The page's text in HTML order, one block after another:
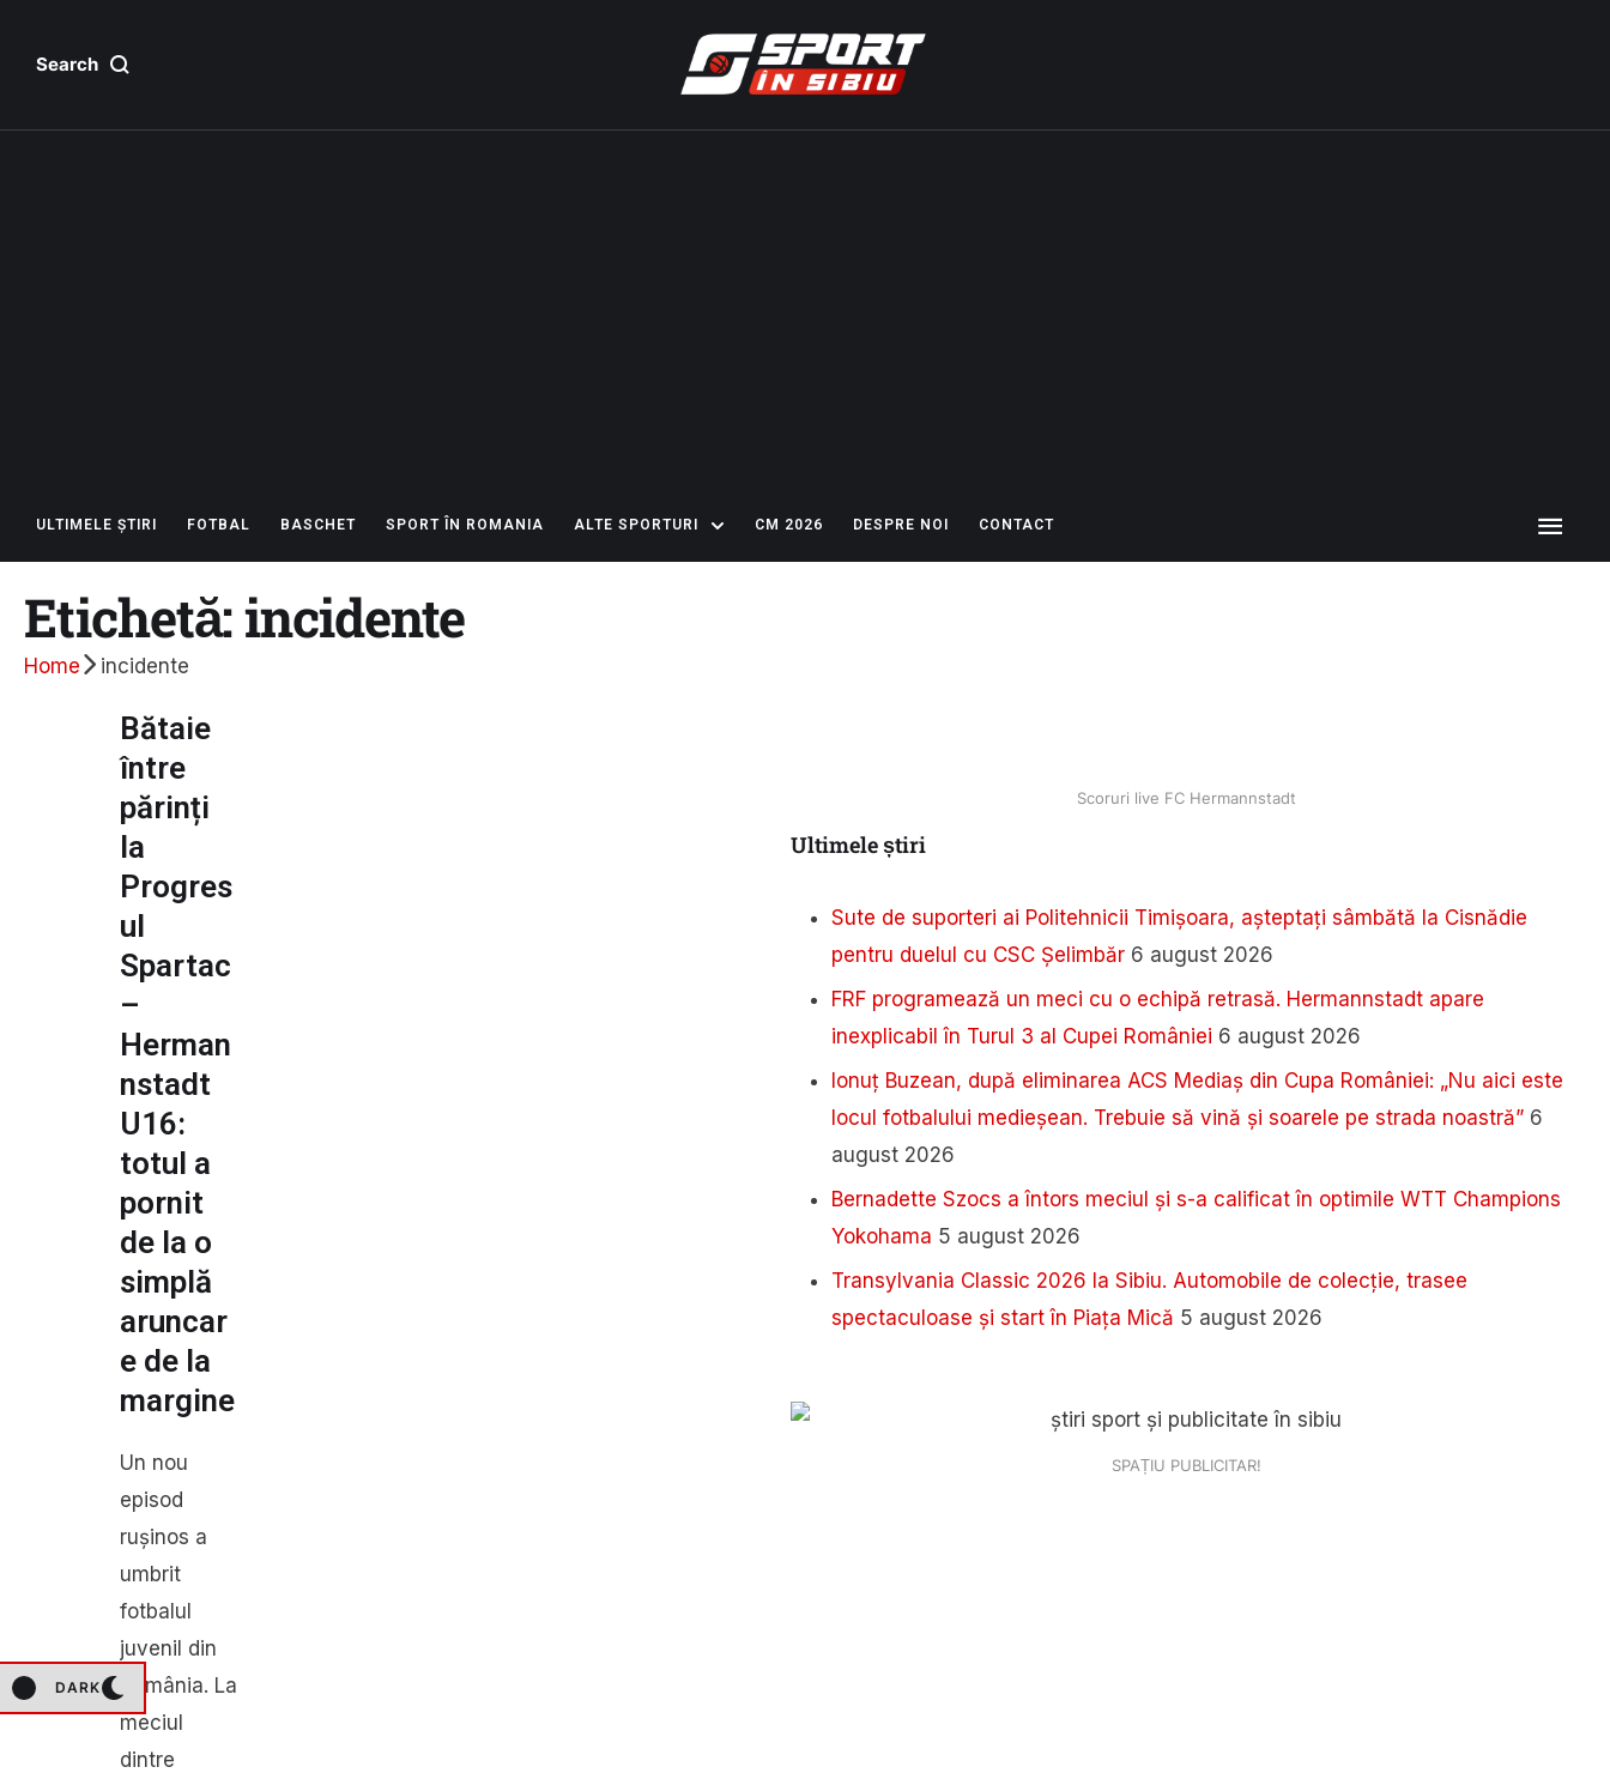
Search
ULTIMELE ȘTIRI FOTBAL BASCHET SPORT ÎN ROMANIA ALTE SPORTURI CM 2026 DESPRE NOI CONTACT
DARK
Etichetă:incidente
Home incidente
Bătaie
între
părinți
la
Progres
ul
Spartac
–
Herman
nstadt
U16:
totul a
pornit
de la o
simplă
aruncar
e de la
margine
Un nou
episod
rușinos a
umbrit
fotbalul
juvenil din
România. La
meciul
dintre
Scoruri live FC Hermannstadt
Ultimele știri
Sute de suporteri ai Politehnicii Timișoara, așteptați sâmbătă la Cisnădie
pentru duelul cu CSC Șelimbăr 6 august 2026
FRF programează un meci cu o echipă retrasă. Hermannstadt apare
inexplicabil în Turul 3 al Cupei României 6 august 2026
Ionuț Buzean, după eliminarea ACS Mediaș din Cupa României: „Nu aici este
locul fotbalului medieșean. Trebuie să vină și soarele pe strada noastră” 6
august 2026
Bernadette Szocs a întors meciul și s-a calificat în optimile WTT Champions
Yokohama 5 august 2026
Transylvania Classic 2026 la Sibiu. Automobile de colecție, trasee
spectaculoase și start în Piața Mică 5 august 2026
SPAȚIU PUBLICITAR!